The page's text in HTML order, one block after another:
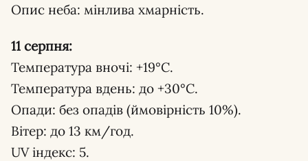
Опис неба: мінлива хмарність.
11 серпня:
Температура вночі: +19°С.
Температура вдень: до +30°С.
Опади: без опадів (ймовірність 10%).
Вітер: до 13 км/год.
UV індекс: 5.